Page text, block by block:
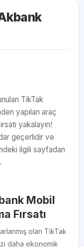
TikTak
yapılan araç
yakalayın!
geçerlidir ve
ilgili sayfadan
Mobil
Fırsatı
olan TikTak
daha ekonomik